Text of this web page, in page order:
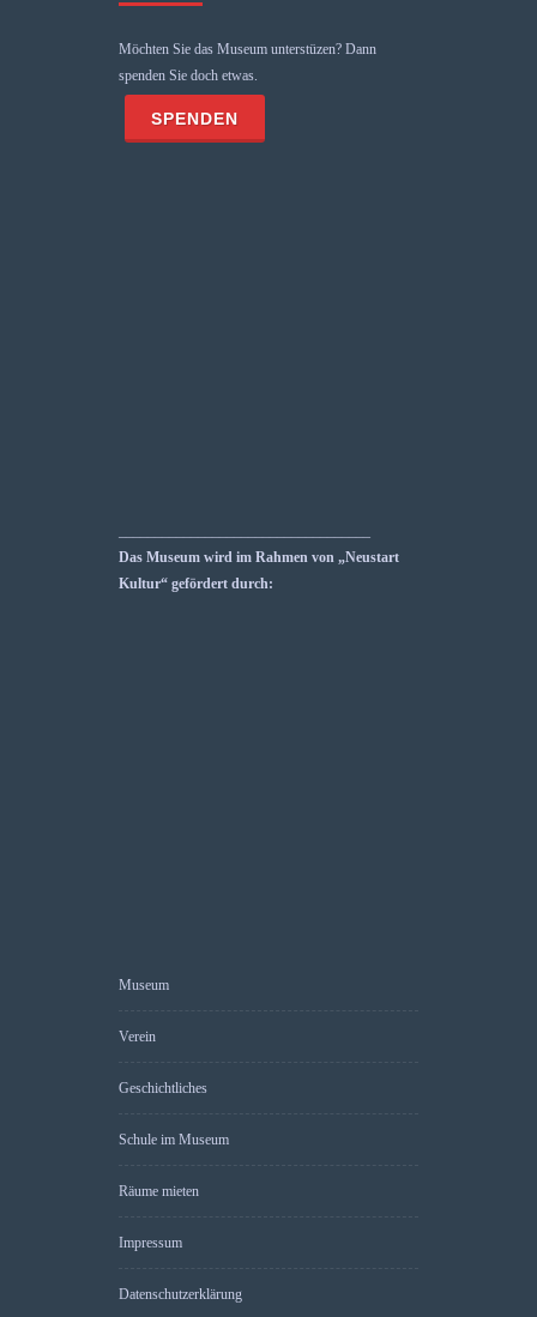
Möchten Sie das Museum unterstüzen? Dann
spenden Sie doch etwas.
Das Museum wird im Rahmen von „Neustart
Kultur“ gefördert durch:
Museum
Verein
Geschichtliches
Schule im Museum
Räume mieten
Impressum
Datenschutzerklärung